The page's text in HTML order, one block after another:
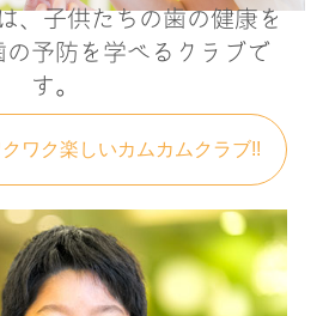
、子供たちの歯の健康を
予防を学べるクラブで
す。
ワク楽しいカムカムクラブ!!